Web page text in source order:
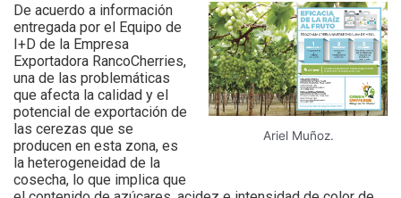
Ariel Muñoz.
De acuerdo a información
entregada por el Equipo de
I+D de la Empresa
Exportadora RancoCherries,
una de las problemáticas
que afecta la calidad y el
potencial de exportación de
las cerezas que se
producen en esta zona, es
la heterogeneidad de la
cosecha, lo que implica que